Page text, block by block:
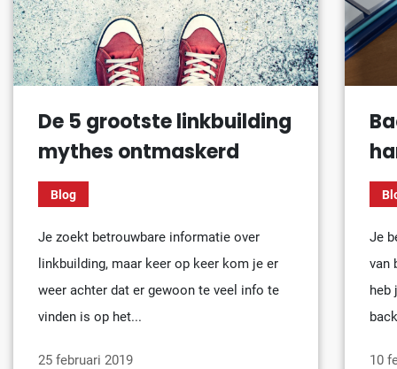
De 5 grootste linkbuilding
mythes ontmaskerd
Blog
Je zoekt betrouwbare informatie over
linkbuilding, maar keer op keer kom je er
weer achter dat er gewoon te veel info te
vinden is op het...
25 februari 2019
Je
van
heb
10